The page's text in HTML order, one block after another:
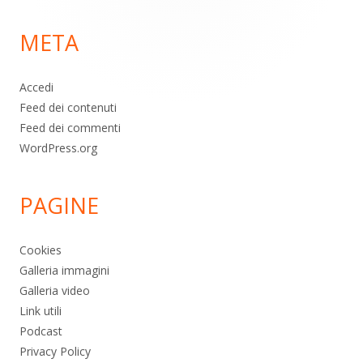
pagina
META
Accedi
Feed dei contenuti
Feed dei commenti
WordPress.org
PAGINE
Cookies
Galleria immagini
Galleria video
Link utili
Podcast
Privacy Policy